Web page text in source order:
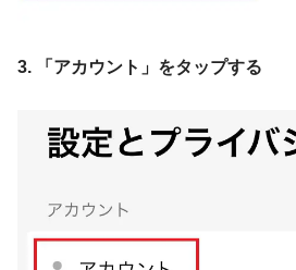
3. 「アカウント」をタップする